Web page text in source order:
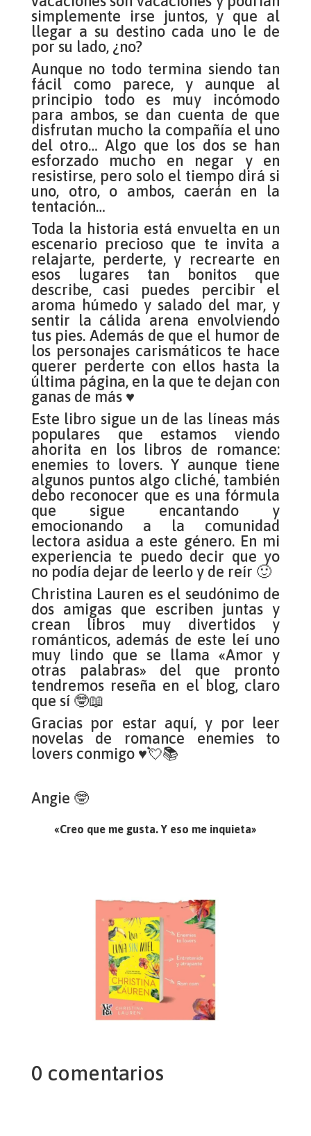
simplemente irse juntos, y que al
llegar a su destino cada uno le de
por su lado, ¿no?
Aunque no todo termina siendo tan
fácil como parece, y aunque al
principio todo es muy incómodo
para ambos, se dan cuenta de que
disfrutan mucho la compañía el uno
del otro… Algo que los dos se han
esforzado mucho en negar y en
resistirse, pero solo el tiempo dirá si
uno, otro, o ambos, caerán en la
tentación…
Toda la historia está envuelta en un
escenario precioso que te invita a
relajarte, perderte, y recrearte en
esos lugares tan bonitos que
describe, casi puedes percibir el
aroma húmedo y salado del mar, y
sentir la cálida arena envolviendo
tus pies. Además de que el humor de
los personajes carismáticos te hace
querer perderte con ellos hasta la
última página, en la que te dejan con
ganas de más ♥
Este libro sigue un de las líneas más
populares que estamos viendo
ahorita en los libros de romance:
enemies to lovers. Y aunque tiene
algunos puntos algo cliché, también
debo reconocer que es una fórmula
que sigue encantando y
emocionando a la comunidad
lectora asidua a este género. En mi
experiencia te puedo decir que yo
no podía dejar de leerlo y de reír 🙂
Christina Lauren es el seudónimo de
dos amigas que escriben juntas y
crean libros muy divertidos y
románticos, además de este leí uno
muy lindo que se llama «Amor y
otras palabras» del que pronto
tendremos reseña en el blog, claro
que sí 🤓📖
Gracias por estar aquí, y por leer
novelas de romance enemies to
lovers conmigo ♥💘📚
Angie 🤓
«Creo que me gusta. Y eso me inquieta»
0 comentarios